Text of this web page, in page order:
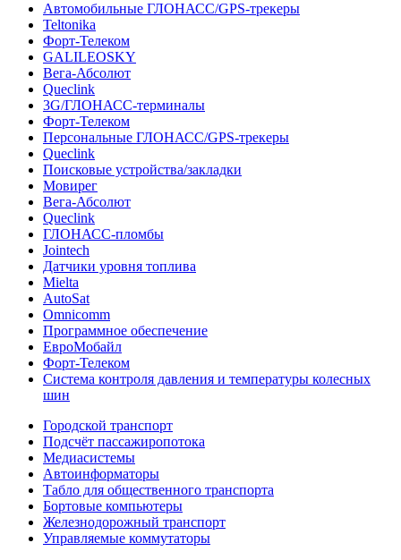
Автомобильные ГЛОНАСС/GPS-трекеры
Teltonika
Форт-Телеком
GALILEOSKY
Вега-Абсолют
Queclink
3G/ГЛОНАСС-терминалы
Форт-Телеком
Персональные ГЛОНАСС/GPS-трекеры
Queclink
Поисковые устройства/закладки
Мовирег
Вега-Абсолют
Queclink
ГЛОНАСС-пломбы
Jointech
Датчики уровня топлива
Mielta
AutoSat
Omnicomm
Программное обеспечение
ЕвроМобайл
Форт-Телеком
Система контроля давления и температуры колесных
шин
Городской транспорт
Подсчёт пассажиропотока
Медиасистемы
Автоинформаторы
Табло для общественного транспорта
Бортовые компьютеры
Железнодорожный транспорт
Управляемые коммутаторы